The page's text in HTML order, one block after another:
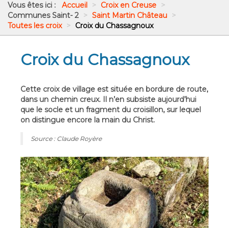
Vous êtes ici : Accueil > Croix en Creuse >
Communes Saint- 2 > Saint Martin Château >
Toutes les croix > Croix du Chassagnoux
Croix du Chassagnoux
Cette croix de village est située en bordure de route,
dans un chemin creux. Il n’en subsiste aujourd’hui
que le socle et un fragment du croisillon, sur lequel
on distingue encore la main du Christ.
Source : Claude Royère